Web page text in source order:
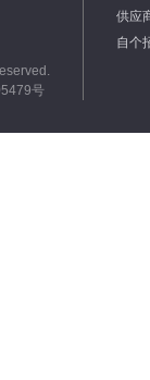
号
供应
自个